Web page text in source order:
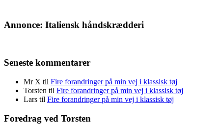
Annonce: Italiensk håndskrædderi
Seneste kommentarer
Mr X til Fire forandringer på min vej i klassisk tøj
Torsten til Fire forandringer på min vej i klassisk tøj
Lars til Fire forandringer på min vej i klassisk tøj
Foredrag ved Torsten